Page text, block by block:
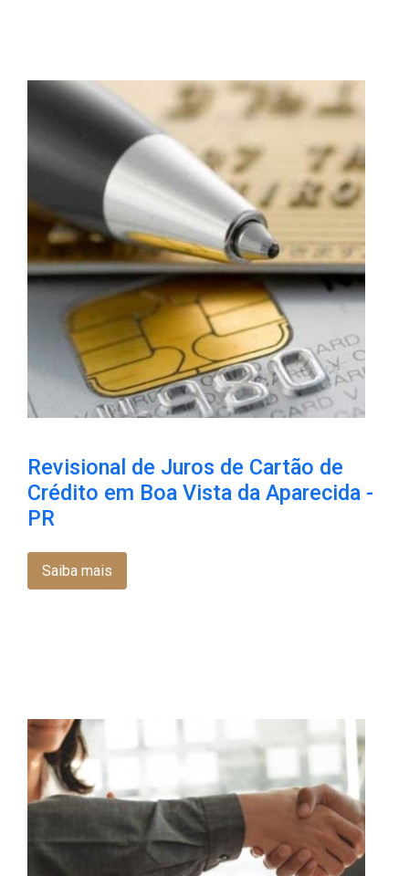
Revisional de Juros de Cartão de
Crédito em Boa Vista da Aparecida -
PR
Saiba mais